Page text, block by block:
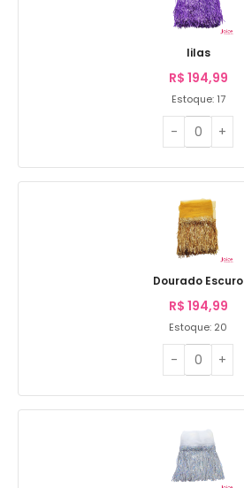
lilas
R$ 194,99
Estoque: 17
Dourado Escuro
R$ 194,99
Estoque: 20